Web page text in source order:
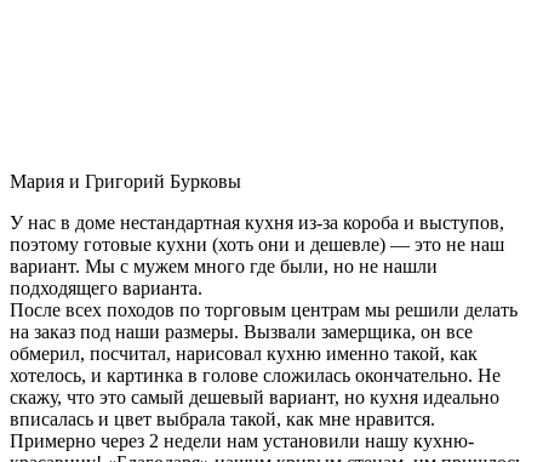
Мария и Григорий Бурковы
У нас в доме нестандартная кухня из-за короба и выступов,
поэтому готовые кухни (хоть они и дешевле) — это не наш
вариант. Мы с мужем много где были, но не нашли
подходящего варианта.
После всех походов по торговым центрам мы решили делать
на заказ под наши размеры. Вызвали замерщика, он все
обмерил, посчитал, нарисовал кухню именно такой, как
хотелось, и картинка в голове сложилась окончательно. Не
скажу, что это самый дешевый вариант, но кухня идеально
вписалась и цвет выбрала такой, как мне нравится.
Примерно через 2 недели нам установили нашу кухню-